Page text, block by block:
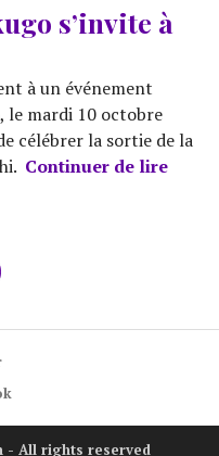
s’invite à
à un événement
le mardi 10 octobre
célébrer la sortie de la
Continuer de lire
- All rights reserved